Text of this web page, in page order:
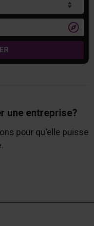

une entreprise?
pour qu'elle puisse